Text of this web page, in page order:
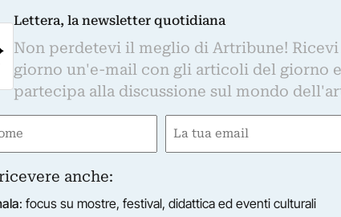
Torino). Una sovrapposizione di mondi e
e Luca Molinari, mediatori super-partes,
di una metodologia valoriale, oltre che
indipendenti deputati alla conservazione
Noi riproponiamo uno stralcio
Lettera, la newsletter quotidiana
Non perdetevi il meglio di Artribune! Ricevi
giorno un'e-mail con gli articoli del giorno e
partecipa alla discussione sul mondo
Email
anche:
: focus su mostre, festival, didattica ed eventi culturali